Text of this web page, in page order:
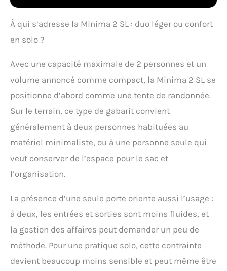
À qui s’adresse la Minima 2 SL : duo léger ou confort
en solo ?
Avec une capacité maximale de 2 personnes et un
volume annoncé comme compact, la Minima 2 SL se
positionne d’abord comme une tente de randonnée.
Sur le terrain, ce type de gabarit convient
généralement à deux personnes habituées au
matériel minimaliste, ou à une personne seule qui
veut conserver de l’espace pour le sac et
l’organisation.
La présence d’une seule porte oriente aussi l’usage :
à deux, les entrées et sorties sont moins fluides, et
la gestion des affaires peut demander un peu de
méthode. Pour une pratique solo, cette contrainte
devient beaucoup moins sensible et peut même être